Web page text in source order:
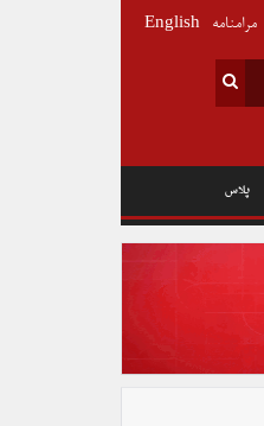
پلاس
مرامنامه English